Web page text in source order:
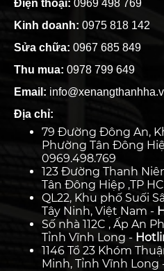
Điện thoại: 0969 498 769
Kinh doanh: 0975 818 142
Sửa chữa: 0967 685 849
Thu mua: 0978 799 649
Email:
Địa chỉ:
79 Đường Đông An,
Phường Tân Đông
0969.498.769
123 Đường Thanh
Tân Đông Hiệp ,TP
QL22, Khu phố Suối
Tây Ninh, Việt Nam -
Số nhà 112C , Ấp An
Tỉnh Vĩnh Long -
1146 Tổ 23 Khóm
Minh, Tỉnh Vĩnh Long